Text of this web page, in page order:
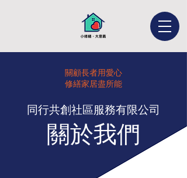
關顧長者用愛心
修繕家居盡所能
同行共創社區服務有限公司
​關於我們